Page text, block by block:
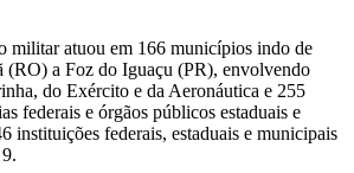
militar atuou em 166 municípios indo de
(RO) a Foz do Iguaçu (PR), envolvendo
do Exército e da Aeronáutica e 255
federais e órgãos públicos estaduais e
instituições federais, estaduais e municipais